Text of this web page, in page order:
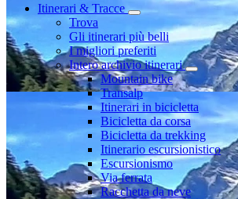
Itinerari & Tracce
Trova
Gli itinerari più belli
I migliori preferiti
Intero archivio itinerari
Mountain bike
Transalp
Itinerari in bicicletta
Bicicletta da corsa
Bicicletta da trekking
Itinerario escursionistico
Escursionismo
Via ferrata
Racchetta da neve